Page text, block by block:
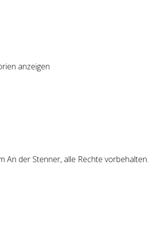
anzeigen
An der Stenner, alle Rechte vorbehalten.